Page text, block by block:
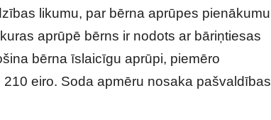
likumu, par bērna aprūpes pienākumu
aprūpē bērns ir nodots ar bāriņtiesas
bērna īslaicīgu aprūpi, piemēro
eiro. Soda apmēru nosaka pašvaldības